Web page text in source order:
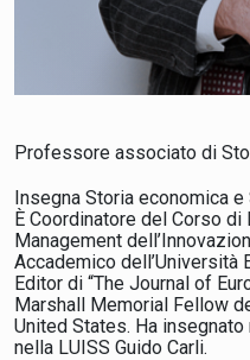
Professore associato di
Insegna Storia economica
È Coordinatore del Corso
Management
Accademico dell’Università
Editor di “The Journal of
Marshall Memorial Fellow
United States. Ha
nella LUISS Guido Carli.